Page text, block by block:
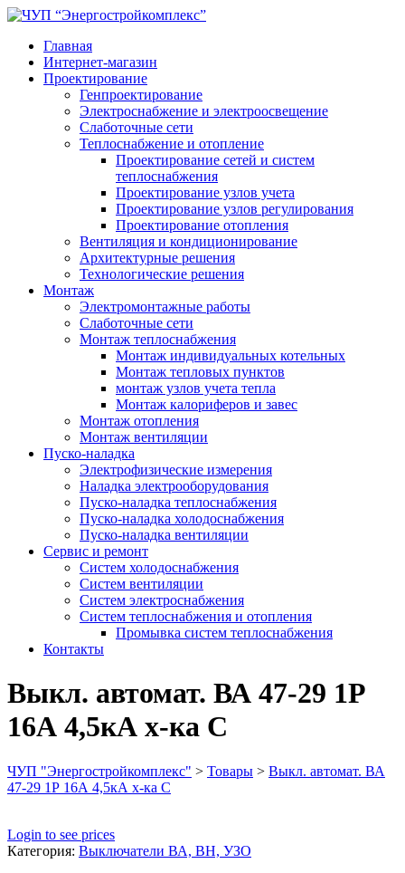
Главная
Интернет-магазин
Проектирование
Генпроектирование
Электроснабжение и электроосвещение
Слаботочные сети
Теплоснабжение и отопление
Проектирование сетей и систем
теплоснабжения
Проектирование узлов учета
Проектирование узлов регулирования
Проектирование отопления
Вентиляция и кондиционирование
Архитектурные решения
Технологические решения
Монтаж
Электромонтажные работы
Слаботочные сети
Монтаж теплоснабжения
Монтаж индивидуальных котельных
Монтаж тепловых пунктов
монтаж узлов учета тепла
Монтаж калориферов и завес
Монтаж отопления
Монтаж вентиляции
Пуско-наладка
Электрофизические измерения
Наладка электрооборудования
Пуско-наладка теплоснабжения
Пуско-наладка холодоснабжения
Пуско-наладка вентиляции
Сервис и ремонт
Систем холодоснабжения
Систем вентиляции
Систем электроснабжения
Систем теплоснабжения и отопления
Промывка систем теплоснабжения
Контакты
Выкл. автомат. ВА 47-29 1Р
16А 4,5кА х-ка С
ЧУП "Энергостройкомплекс" > Товары > Выкл. автомат. ВА
47-29 1Р 16А 4,5кА х-ка С
Login to see prices
Категория: Выключатели ВА, ВН, УЗО